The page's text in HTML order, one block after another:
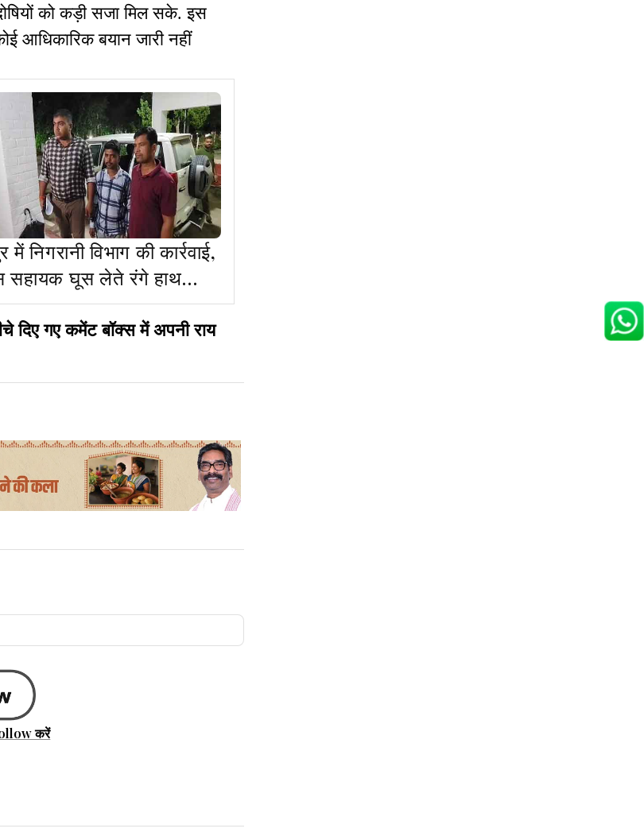
को कड़ी सजा मिल सके. इस
आधिकारिक बयान जारी नहीं
में निगरानी विभाग की कार्रवाई,
सहायक घूस लेते रंगे हाथ
गए कमेंट बॉक्स में अपनी राय
करें